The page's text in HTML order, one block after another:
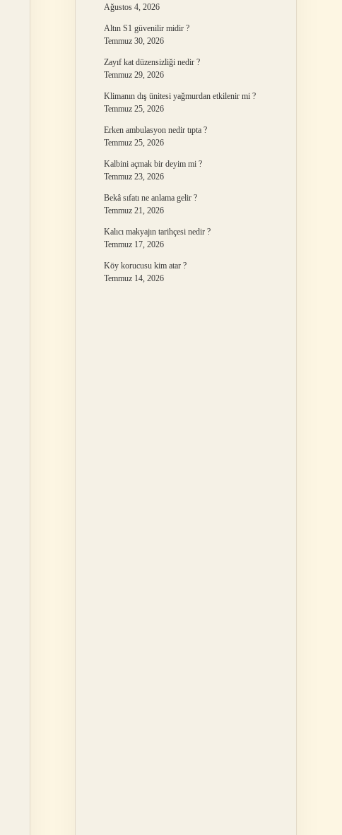
Ağustos 4, 2026
Altın S1 güvenilir midir ?
Temmuz 30, 2026
Zayıf kat düzensizliği nedir ?
Temmuz 29, 2026
Klimanın dış ünitesi yağmurdan etkilenir mi ?
Temmuz 25, 2026
Erken ambulasyon nedir tıpta ?
Temmuz 25, 2026
Kalbini açmak bir deyim mi ?
Temmuz 23, 2026
Bekâ sıfatı ne anlama gelir ?
Temmuz 21, 2026
Kalıcı makyajın tarihçesi nedir ?
Temmuz 17, 2026
Köy korucusu kim atar ?
Temmuz 14, 2026